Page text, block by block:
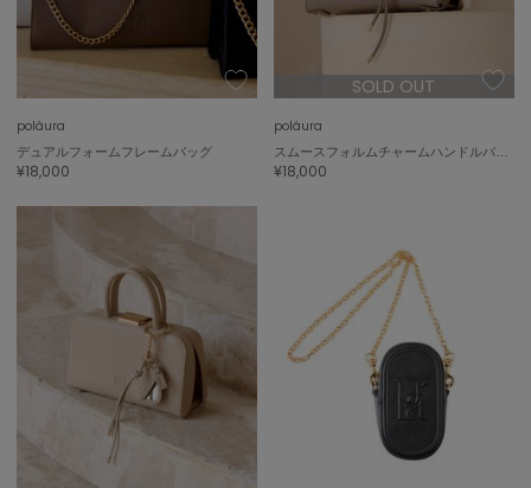
poláura
デュアルフォームフレームバッグ
¥18,000
SOLD OUT
poláura
スムースフォルムチャームハンドルバッグ
¥18,000